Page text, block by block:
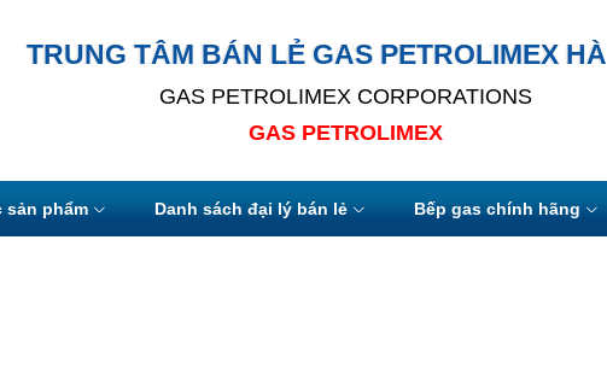
TRUNG TÂM BÁN LẺ GAS PETROLIMEX
GAS PETROLIMEX CORPORATIONS
GAS PETROLIMEX
sản phẩm Danh sách đại lý bán lẻ Bếp gas chính hãng